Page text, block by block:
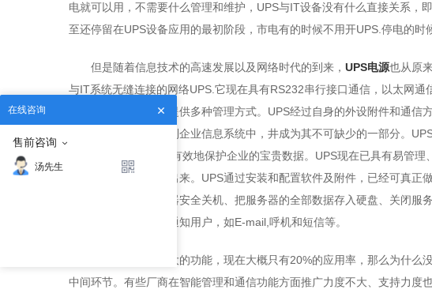
电就可以用，不需要什么管理和维护，UPS与IT设备没有什么直接关系，
至还停留在UPS设备应用的最初阶段，市电有的时候不用开UPS.停电的时
但是随着信息技术的高速发展以及网络时代的到来， UPS电源也从原
与IT系统无缝连接的网络UPS.它现在具有RS232串行接口通信，以太网
通信方式，可为用户提供多种管理方式。UPS经过自身的外设附件和通
技术设备、完全融入到企业信息系统中，井成为其不可缺少的一部分。
操作系统安全机制.并有效地保护企业的宝贵数据。UPS现在已具有易管
重的机房管理中解脱出来。UPS通过安装和配置软件及附件，已经可真
自动运行，执行服务器安全关机、把服务器的全部数据存入硬盘、关闭
会通过各种通信方式通知用户，如E-mail,呼机和短信等。
这么强大的功能，现在大概只有20%的应用率，那么为什
中间环节。有些厂商在智能管理和通信功能方面推广力度不大、支持力度
在线咨询
售前咨询
汤先生